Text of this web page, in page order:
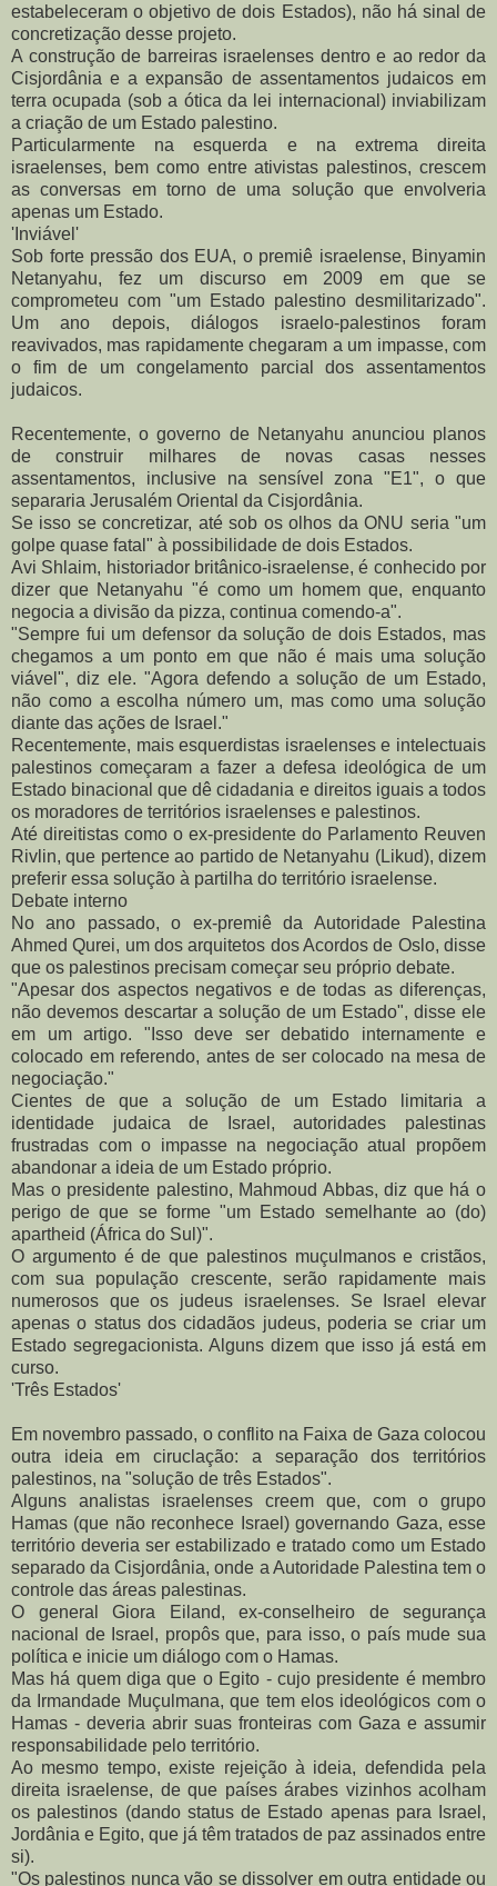
estabeleceram o objetivo de dois Estados), não há sinal de
concretização desse projeto.
A construção de barreiras israelenses dentro e ao redor da
Cisjordânia e a expansão de assentamentos judaicos em
terra ocupada (sob a ótica da lei internacional) inviabilizam
a criação de um Estado palestino.
Particularmente na esquerda e na extrema direita
israelenses, bem como entre ativistas palestinos, crescem
as conversas em torno de uma solução que envolveria
apenas um Estado.
'Inviável'
Sob forte pressão dos EUA, o premiê israelense, Binyamin
Netanyahu, fez um discurso em 2009 em que se
comprometeu com "um Estado palestino desmilitarizado".
Um ano depois, diálogos israelo-palestinos foram
reavivados, mas rapidamente chegaram a um impasse, com
o fim de um congelamento parcial dos assentamentos
judaicos.
Recentemente, o governo de Netanyahu anunciou planos
de construir milhares de novas casas nesses
assentamentos, inclusive na sensível zona "E1", o que
separaria Jerusalém Oriental da Cisjordânia.
Se isso se concretizar, até sob os olhos da ONU seria "um
golpe quase fatal" à possibilidade de dois Estados.
Avi Shlaim, historiador britânico-israelense, é conhecido por
dizer que Netanyahu "é como um homem que, enquanto
negocia a divisão da pizza, continua comendo-a".
"Sempre fui um defensor da solução de dois Estados, mas
chegamos a um ponto em que não é mais uma solução
viável", diz ele. "Agora defendo a solução de um Estado,
não como a escolha número um, mas como uma solução
diante das ações de Israel."
Recentemente, mais esquerdistas israelenses e intelectuais
palestinos começaram a fazer a defesa ideológica de um
Estado binacional que dê cidadania e direitos iguais a todos
os moradores de territórios israelenses e palestinos.
Até direitistas como o ex-presidente do Parlamento Reuven
Rivlin, que pertence ao partido de Netanyahu (Likud), dizem
preferir essa solução à partilha do território israelense.
Debate interno
No ano passado, o ex-premiê da Autoridade Palestina
Ahmed Qurei, um dos arquitetos dos Acordos de Oslo, disse
que os palestinos precisam começar seu próprio debate.
"Apesar dos aspectos negativos e de todas as diferenças,
não devemos descartar a solução de um Estado", disse ele
em um artigo. "Isso deve ser debatido internamente e
colocado em referendo, antes de ser colocado na mesa de
negociação."
Cientes de que a solução de um Estado limitaria a
identidade judaica de Israel, autoridades palestinas
frustradas com o impasse na negociação atual propõem
abandonar a ideia de um Estado próprio.
Mas o presidente palestino, Mahmoud Abbas, diz que há o
perigo de que se forme "um Estado semelhante ao (do)
apartheid (África do Sul)".
O argumento é de que palestinos muçulmanos e cristãos,
com sua população crescente, serão rapidamente mais
numerosos que os judeus israelenses. Se Israel elevar
apenas o status dos cidadãos judeus, poderia se criar um
Estado segregacionista. Alguns dizem que isso já está em
curso.
'Três Estados'
Em novembro passado, o conflito na Faixa de Gaza colocou
outra ideia em ciruclação: a separação dos territórios
palestinos, na "solução de três Estados".
Alguns analistas israelenses creem que, com o grupo
Hamas (que não reconhece Israel) governando Gaza, esse
território deveria ser estabilizado e tratado como um Estado
separado da Cisjordânia, onde a Autoridade Palestina tem o
controle das áreas palestinas.
O general Giora Eiland, ex-conselheiro de segurança
nacional de Israel, propôs que, para isso, o país mude sua
política e inicie um diálogo com o Hamas.
Mas há quem diga que o Egito - cujo presidente é membro
da Irmandade Muçulmana, que tem elos ideológicos com o
Hamas - deveria abrir suas fronteiras com Gaza e assumir
responsabilidade pelo território.
Ao mesmo tempo, existe rejeição à ideia, defendida pela
direita israelense, de que países árabes vizinhos acolham
os palestinos (dando status de Estado apenas para Israel,
Jordânia e Egito, que já têm tratados de paz assinados entre
si).
"Os palestinos nunca vão se dissolver em outra entidade ou